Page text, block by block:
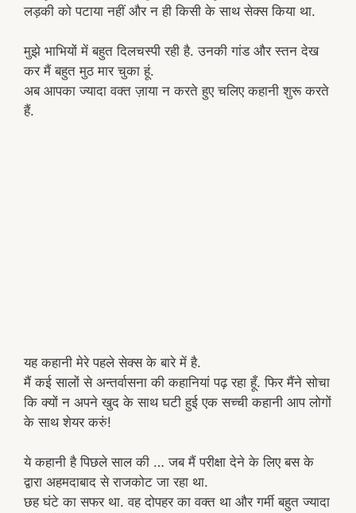
लड़की को पटाया नहीं और न ही किसी के साथ सेक्स किया था.
मुझे भाभियों में बहुत दिलचस्पी रही है. उनकी गांड और स्तन देख
कर मैं बहुत मुठ मार चुका हूं.
अब आपका ज्यादा वक्त ज़ाया न करते हुए चलिए कहानी शुरू करते
हैं.
यह कहानी मेरे पहले सेक्स के बारे में है.
मैं कई सालों से अन्तर्वासना की कहानियां पढ़ रहा हूँ. फिर मैंने सोचा
कि क्यों न अपने खुद के साथ घटी हुई एक सच्ची कहानी आप लोगों
के साथ शेयर करुं!
ये कहानी है पिछले साल की … जब मैं परीक्षा देने के लिए बस के
द्वारा अहमदाबाद से राजकोट जा रहा था.
छह घंटे का सफर था. वह दोपहर का वक्त था और गर्मी बहुत ज्यादा